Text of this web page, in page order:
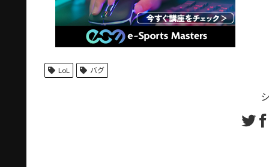
LoL バグ